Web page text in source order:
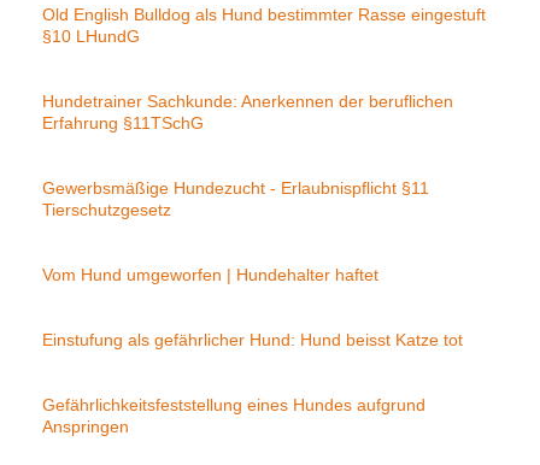
Old English Bulldog als Hund bestimmter Rasse eingestuft
§10 LHundG
Hundetrainer Sachkunde: Anerkennen der beruflichen
Erfahrung §11TSchG
Gewerbsmäßige Hundezucht - Erlaubnispflicht §11
Tierschutzgesetz
Vom Hund umgeworfen | Hundehalter haftet
Einstufung als gefährlicher Hund: Hund beisst Katze tot
Gefährlichkeitsfeststellung eines Hundes aufgrund
Anspringen